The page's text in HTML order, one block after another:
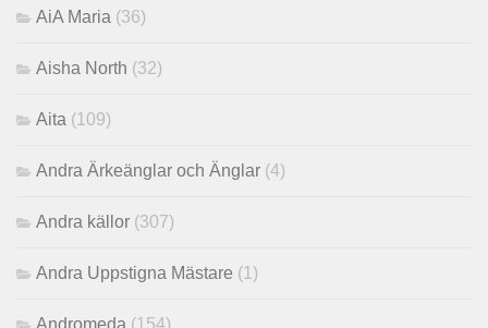
AiA Maria (36)
Aisha North (32)
Aita (109)
Andra Ärkeänglar och Änglar (4)
Andra källor (307)
Andra Uppstigna Mästare (1)